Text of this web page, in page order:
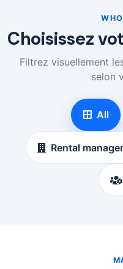
Choisissez
Filtrez visuellement
selon
All
Rental